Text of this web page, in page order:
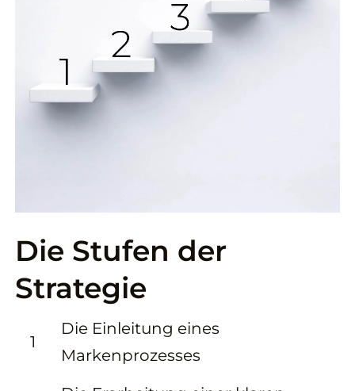
Die Stufen der
Strategie
1
Die Einleitung eines
Markenprozesses